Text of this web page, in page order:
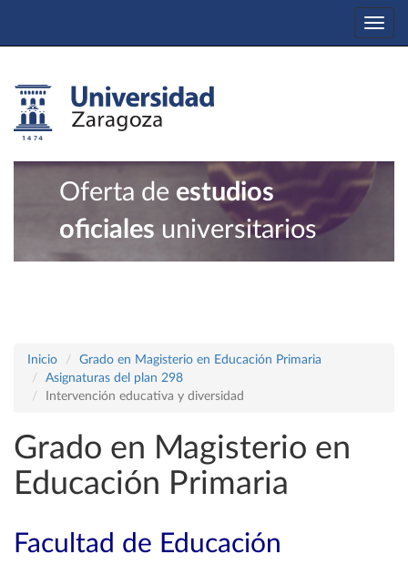
Oferta de estudios
oficiales universitarios
Inicio
Grado en Magisterio en Educación Primaria
Asignaturas del plan 298
Intervención educativa y diversidad
Grado en Magisterio en
Educación Primaria
Facultad de Educación